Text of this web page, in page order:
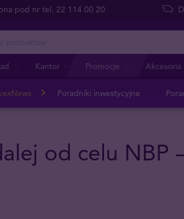
pod nr tel. 22 114 00 20
Kantor Promocje Akcesoria
Poradniki inwestycyjne
od celu NBP